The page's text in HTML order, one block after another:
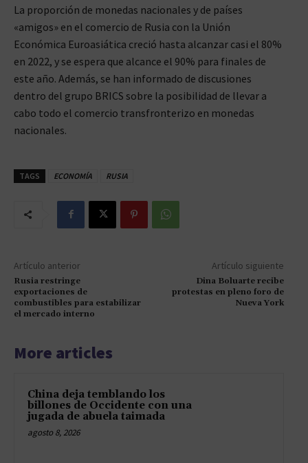
La proporción de monedas nacionales y de países
«amigos» en el comercio de Rusia con la Unión
Económica Euroasiática creció hasta alcanzar casi el 80%
en 2022, y se espera que alcance el 90% para finales de
este año. Además, se han informado de discusiones
dentro del grupo BRICS sobre la posibilidad de llevar a
cabo todo el comercio transfronterizo en monedas
nacionales.
TAGS ECONOMÍA RUSIA
Artículo anterior
Rusia restringe
exportaciones de
combustibles para estabilizar
el mercado interno
Artículo siguiente
Dina Boluarte recibe
protestas en pleno foro de
Nueva York
More articles
China deja temblando los
billones de Occidente con una
jugada de abuela taimada
agosto 8, 2026